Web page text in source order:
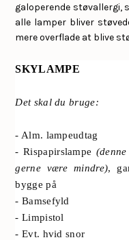
galoperende støvallergi,
alle lamper bliver
mere overflade at blive
SKYLAMPE
Det skal du bruge:
- Alm. lampeudtag
- Rispapirslampe
gerne være mindre),
bygge på
- Bamsefyld
- Limpistol
- Evt. hvid snor